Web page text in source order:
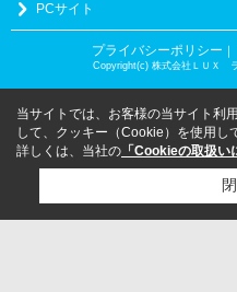
PCサイト
プライバシーポリシー ｜
Copyright(c) 株式会社ＬＵＸ
当サイトでは、お客様の当サイト利
して、クッキー（Cookie）を使用し
詳しくは、当社の 「Cookieの取扱い